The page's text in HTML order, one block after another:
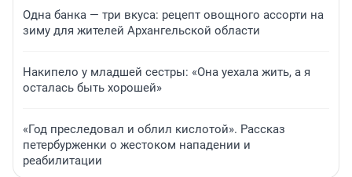
Одна банка — три вкуса: рецепт овощного ассорти на
зиму для жителей Архангельской области
Накипело у младшей сестры: «Она уехала жить, а я
осталась быть хорошей»
«Год преследовал и облил кислотой». Рассказ
петербурженки о жестоком нападении и
реабилитации